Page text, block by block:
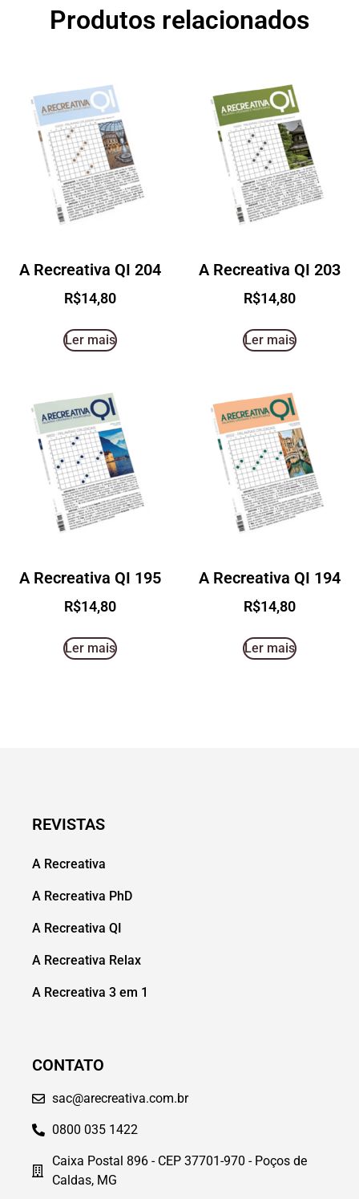
Produtos relacionados
A Recreativa QI 204
R$14,80
Ler mais
A Recreativa QI 203
R$14,80
Ler mais
A Recreativa QI 195
R$14,80
Ler mais
A Recreativa QI 194
R$14,80
Ler mais
REVISTAS
A Recreativa
A Recreativa PhD
A Recreativa QI
A Recreativa Relax
A Recreativa 3 em 1
CONTATO
sac@arecreativa.com.br
0800 035 1422
Caixa Postal 896 - CEP 37701-970 - Poços de
Caldas, MG